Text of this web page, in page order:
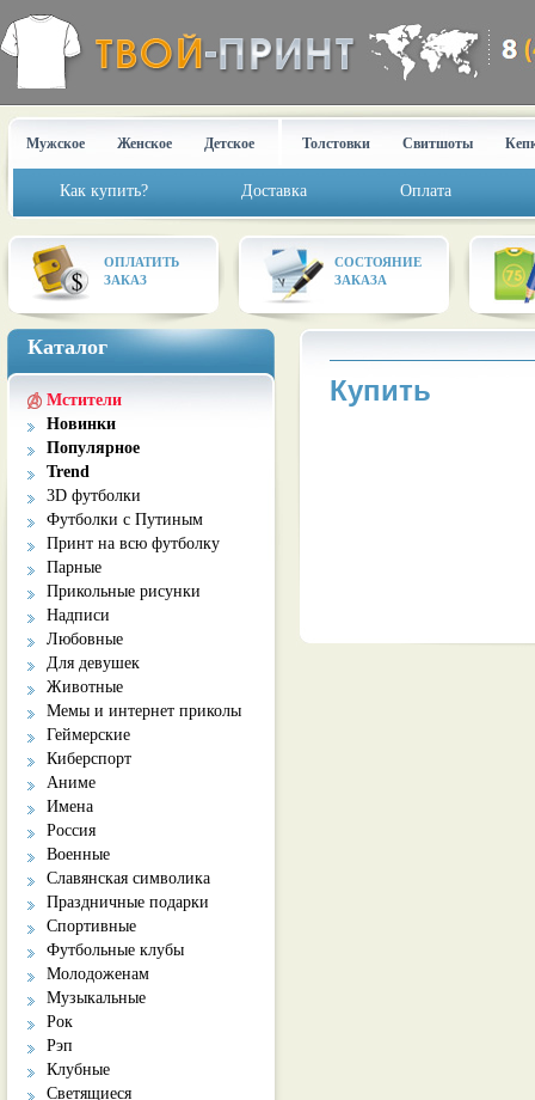
Мужское Женское Детское Толстовки Свитшоты
Как купить? Доставка Оплата
ОПЛАТИТЬ
ЗАКАЗ
СОСТОЯНИЕ
ЗАКАЗА
Каталог
Мстители
Новинки
Популярное
Trend
3D футболки
Футболки с Путиным
Принт на всю футболку
Парные
Прикольные рисунки
Надписи
Любовные
Для девушек
Животные
Мемы и интернет приколы
Геймерские
Киберспорт
Аниме
Имена
Россия
Военные
Славянская символика
Праздничные подарки
Спортивные
Футбольные клубы
Молодоженам
Музыкальные
Рок
Рэп
Клубные
Светящиеся
Купить